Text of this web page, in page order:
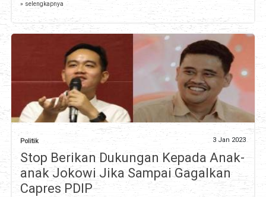
» selengkapnya
Politik 3 Jan 2023
Stop Berikan Dukungan Kepada Anak-
anak Jokowi Jika Sampai Gagalkan
Capres PDIP